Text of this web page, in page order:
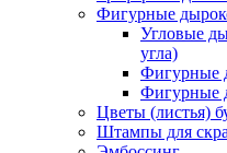
Фигурные
Угловые
угла)
Фигурные
Фигурные
Цветы (листья)
Штампы для